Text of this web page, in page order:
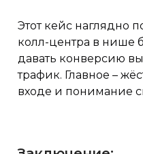
Этот кейс наглядно
колл-центра в нише
давать конверсию
трафик. Главное –
входе и понимание